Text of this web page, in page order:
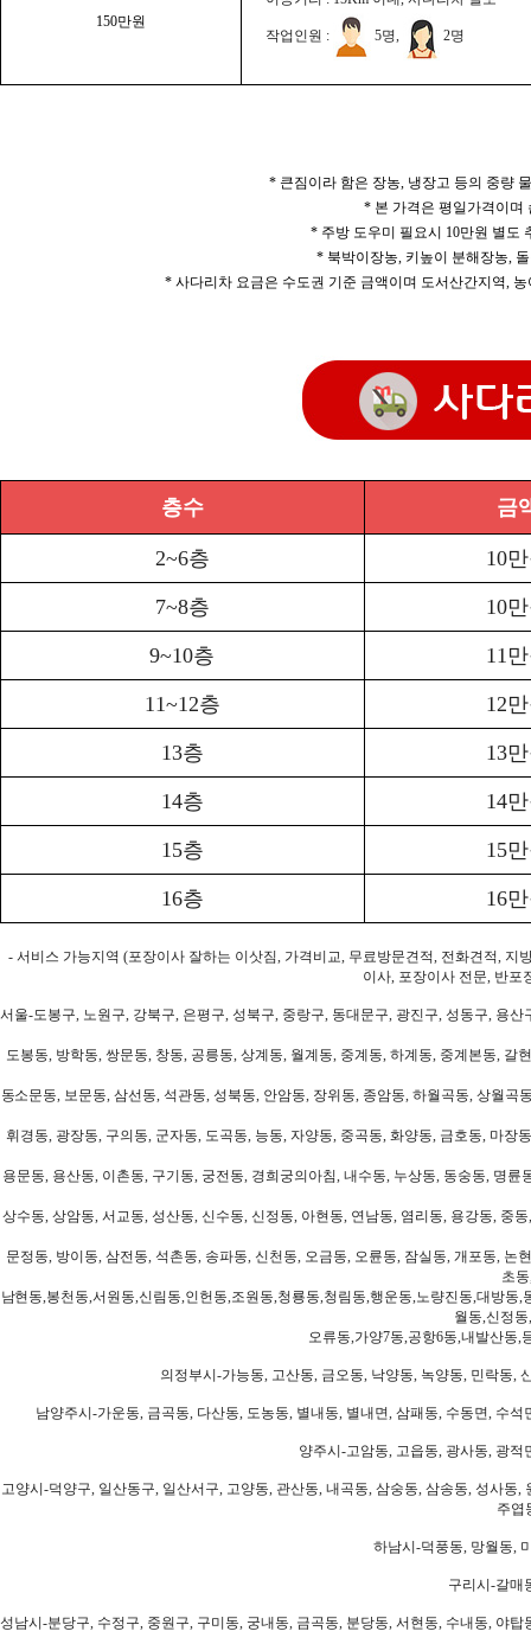
150만원
작업인원 : 5명, 2명
* 큰짐이라 함은 장농, 냉장고 등의 중량
* 본 가격은 평일가격이며
* 주방 도우미 필요시 10만원 별도
* 북박이장농, 키높이 분해장농,
* 사다리차 요금은 수도권 기준 금액이며 도서산간지역,
층수 금
2~6층 10
7~8층 10
9~10층 11
11~12층 12
13층 13
14층 14
15층 15
16층 16
- 서비스 가능지역 (포장이사 잘하는 이삿짐, 가격비교, 무료방문견적, 전화견적,
이사, 포장이사 전문, 반포
서울-도봉구, 노원구, 강북구, 은평구, 성북구, 중랑구, 동대문구, 광진구, 성동구, 용
도봉동, 방학동, 쌍문동, 창동, 공릉동, 상계동, 월계동, 중계동, 하계동, 중계본동,
동소문동, 보문동, 삼선동, 석관동, 성북동, 안암동, 장위동, 종암동, 하월곡동, 상월
휘경동, 광장동, 구의동, 군자동, 도곡동, 능동, 자양동, 중곡동, 화양동, 금호동, 마
용문동, 용산동, 이촌동, 구기동, 궁전동, 경희궁의아침, 내수동, 누상동, 동숭동, 명
상수동, 상암동, 서교동, 성산동, 신수동, 신정동, 아현동, 연남동, 염리동, 용강동, 중
문정동, 방이동, 삼전동, 석촌동, 송파동, 신천동, 오금동, 오륜동, 잠실동, 개포동,
초
남현동,봉천동,서원동,신림동,인헌동,조원동,청룡동,청림동,행운동,노량진동,대방
월동,신정
오류동,가양7동,공항6동,내발산동,
의정부시-가능동, 고산동, 금오동, 낙양동, 녹양동, 민락동,
남양주시-가운동, 금곡동, 다산동, 도농동, 별내동, 별내면, 삼패동, 수동면, 수
양주시-고암동, 고읍동, 광사동, 광
고양시-덕양구, 일산동구, 일산서구, 고양동, 관산동, 내곡동, 삼숭동, 삼송동, 성사
주엽
하남시-덕풍동, 망월동,
구리시-갈매
성남시-분당구, 수정구, 중원구, 구미동, 궁내동, 금곡동, 분당동, 서현동, 수내동, 야